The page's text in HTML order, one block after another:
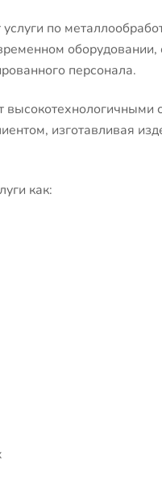
по
персонала.
изготавливая
как: